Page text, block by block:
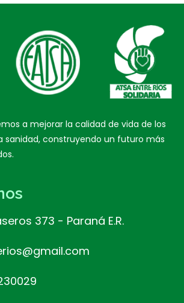
a mejorar la calidad de vida de los
sanidad, construyendo un futuro más
373 - Paraná E.R.